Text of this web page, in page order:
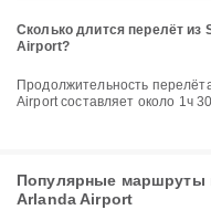
Сколько длится перелёт
Airport?
Продолжительность перелёта из Stockholm Arlanda Airport в Hamburg
Airport составляет около 1ч
Популярные маршруты
Arlanda Airport